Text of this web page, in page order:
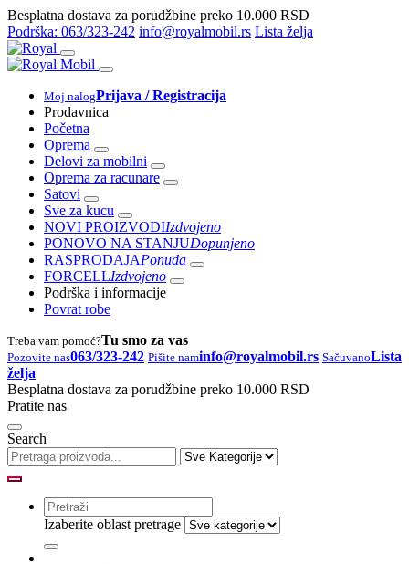
Besplatna dostava za porudžbine preko 10.000 RSD
Podrška: 063/323-242 info@royalmobil.rs Lista želja
Moj nalogPrijava / Registracija
Prodavnica
Početna
Oprema
Delovi za mobilni
Oprema za racunare
Satovi
Sve za kucu
NOVI PROIZVODIIzdvojeno
PONOVO NA STANJUDopunjeno
RASPRODAJAPonuda
FORCELLIzdvojeno
Podrška i informacije
Povrat robe
Treba vam pomoć?Tu smo za vas
Pozovite nas063/323-242 Pišite naminfo@royalmobil.rs SačuvanoLista
želja
Besplatna dostava za porudžbine preko 10.000 RSD
Pratite nas
Search
Izaberite oblast pretrage